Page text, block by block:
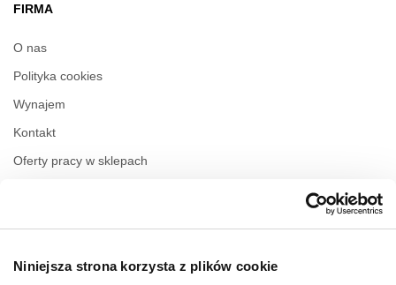
Niniejsza strona korzysta z plików cookie
FIRMA
O nas
Polityka cookies
Wynajem
Kontakt
Oferty pracy w sklepach
GODZINY OTWARCIA